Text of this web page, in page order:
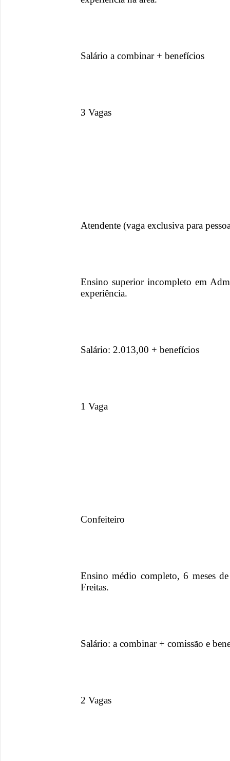
Salário a combinar + benefícios
3 Vagas
Atendente (vaga exclusiva para
Ensino superior incompleto em
experiência.
Salário: 2.013,00 + benefícios
1 Vaga
Confeiteiro
Ensino médio completo, 6 meses
Freitas.
Salário: a combinar + comissão e
2 Vagas